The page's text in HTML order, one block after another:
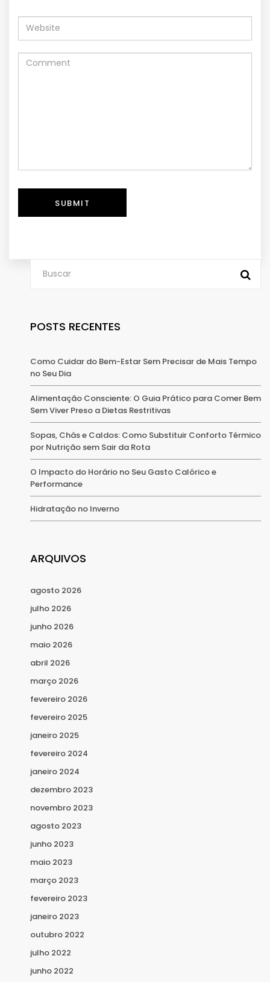
SUBMIT
POSTS RECENTES
Como Cuidar do Bem-Estar Sem Precisar de Mais Tempo
no Seu Dia
Alimentação Consciente: O Guia Prático para Comer Bem
Sem Viver Preso a Dietas Restritivas
Sopas, Chás e Caldos: Como Substituir Conforto Térmico
por Nutrição sem Sair da Rota
O Impacto do Horário no Seu Gasto Calórico e
Performance
Hidratação no Inverno
ARQUIVOS
agosto 2026
julho 2026
junho 2026
maio 2026
abril 2026
março 2026
fevereiro 2026
fevereiro 2025
janeiro 2025
fevereiro 2024
janeiro 2024
dezembro 2023
novembro 2023
agosto 2023
junho 2023
maio 2023
março 2023
fevereiro 2023
janeiro 2023
outubro 2022
julho 2022
junho 2022